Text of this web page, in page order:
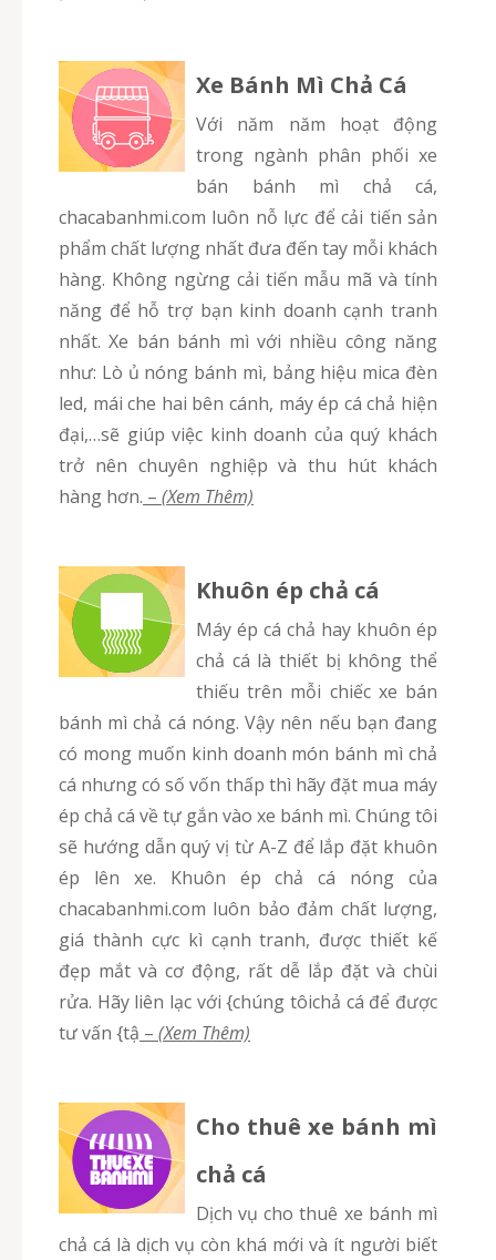
Xe Bánh Mì Chả Cá
Với năm năm hoạt động
trong ngành phân phối xe
bán bánh mì chả cá,
chacabanhmi.com luôn nỗ lực để cải tiến sản
phẩm chất lượng nhất đưa đến tay mỗi khách
hàng. Không ngừng cải tiến mẫu mã và tính
năng để hỗ trợ bạn kinh doanh cạnh tranh
nhất. Xe bán bánh mì với nhiều công năng
như: Lò ủ nóng bánh mì, bảng hiệu mica đèn
led, mái che hai bên cánh, máy ép cá chả hiện
đại,…sẽ giúp việc kinh doanh của quý khách
trở nên chuyên nghiệp và thu hút khách
hàng hơn. – (Xem Thêm)
Khuôn ép chả cá
Máy ép cá chả hay khuôn ép
chả cá là thiết bị không thể
thiếu trên mỗi chiếc xe bán
bánh mì chả cá nóng. Vậy nên nếu bạn đang
có mong muốn kinh doanh món bánh mì chả
cá nhưng có số vốn thấp thì hãy đặt mua máy
ép chả cá về tự gắn vào xe bánh mì. Chúng tôi
sẽ hướng dẫn quý vị từ A-Z để lắp đặt khuôn
ép lên xe. Khuôn ép chả cá nóng của
chacabanhmi.com luôn bảo đảm chất lượng,
giá thành cực kì cạnh tranh, được thiết kế
đẹp mắt và cơ động, rất dễ lắp đặt và chùi
rửa. Hãy liên lạc với {chúng tôichả cá để được
tư vấn {tậ – (Xem Thêm)
Cho thuê xe bánh mì
chả cá
Dịch vụ cho thuê xe bánh mì
chả cá là dịch vụ còn khá mới và ít người biết